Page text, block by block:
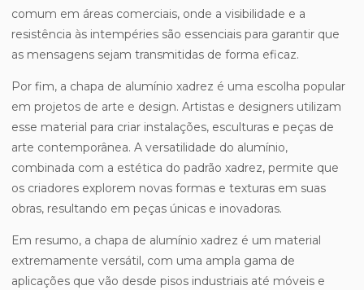
comum em áreas comerciais, onde a visibilidade e a
resistência às intempéries são essenciais para garantir que
as mensagens sejam transmitidas de forma eficaz.
Por fim, a chapa de alumínio xadrez é uma escolha popular
em projetos de arte e design. Artistas e designers utilizam
esse material para criar instalações, esculturas e peças de
arte contemporânea. A versatilidade do alumínio,
combinada com a estética do padrão xadrez, permite que
os criadores explorem novas formas e texturas em suas
obras, resultando em peças únicas e inovadoras.
Em resumo, a chapa de alumínio xadrez é um material
extremamente versátil, com uma ampla gama de
aplicações que vão desde pisos industriais até móveis e